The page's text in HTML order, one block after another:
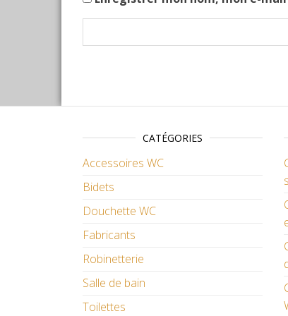
CATÉGORIES
Accessoires WC
Bidets
Douchette WC
Fabricants
Robinetterie
Salle de bain
Toilettes